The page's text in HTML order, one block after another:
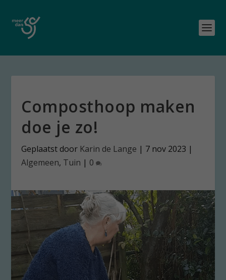
Composthoop maken
doe je zo!
Geplaatst door Karin de Lange | 7 nov 2023 |
Algemeen, Tuin | 0